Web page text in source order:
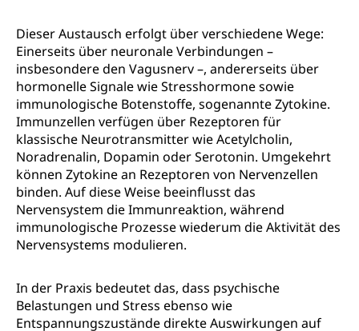
Dieser Austausch erfolgt über verschiedene Wege:
Einerseits über neuronale Verbindungen –
insbesondere den Vagusnerv –, andererseits über
hormonelle Signale wie Stresshormone sowie
immunologische Botenstoffe, sogenannte Zytokine.
Immunzellen verfügen über Rezeptoren für
klassische Neurotransmitter wie Acetylcholin,
Noradrenalin, Dopamin oder Serotonin. Umgekehrt
können Zytokine an Rezeptoren von Nervenzellen
binden. Auf diese Weise beeinflusst das
Nervensystem die Immunreaktion, während
immunologische Prozesse wiederum die Aktivität des
Nervensystems modulieren.
In der Praxis bedeutet das, dass psychische
Belastungen und Stress ebenso wie
Entspannungszustände direkte Auswirkungen auf